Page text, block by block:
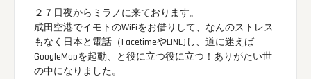
２７日夜からミラノに来ております。
成田空港でイモトのWiFiをお借りして、なんのストレス
もなく日本と電話（FacetimeやLINE)し、道に迷えば
GoogleMapを起動、と役に立つ役に立つ！ありがたい世
の中になりました。